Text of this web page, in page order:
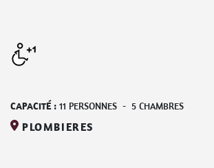
CAPACITÉ : 11 PERSONNES - 5 CHAMBRES
PLOMBIERES